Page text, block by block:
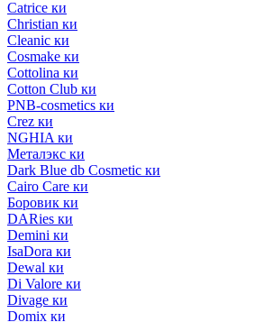
Catrice ки
Christian ки
Cleanic ки
Cosmake ки
Cottolina ки
Cotton Club ки
PNB-cosmetics ки
Crez ки
NGHIA ки
Металэкс ки
Dark Blue db Cosmetic ки
Cairo Care ки
Боровик ки
DARies ки
Demini ки
IsaDora ки
Dewal ки
Di Valore ки
Divage ки
Domix ки